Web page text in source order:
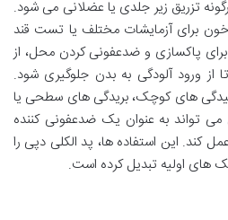
تزریق زیر جلدی یا عضلانی می شود.
خون برای آزمایشات مختلف یا تست قند
پاکسازی و ضدعفونی کردن محل، از
از ورود آلودگی به بدن جلوگیری شود.
های کوچک، بریدگی های سطحی یا
تواند به عنوان یک ضدعفونی کننده
کند. این استفاده ها، پد الکلی دپی را
های اولیه تبدیل کرده است.